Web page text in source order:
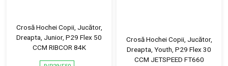
Crosă Hochei Copii, Jucător,
Dreapta, Junior, P29 Flex 50
CCM RIBCOR 84K
Crosă Hochei Copii, Jucător,
Dreapta, Youth, P29 Flex 30
CCM JETSPEED FT660